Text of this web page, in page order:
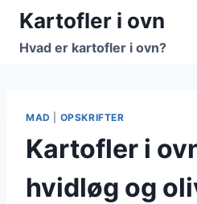
Fortsæt
indhold
Kartofler i ovn
Hvad er kartofler i ovn?
MAD OPSKRIFTER
Kartofler i
hvidløg og